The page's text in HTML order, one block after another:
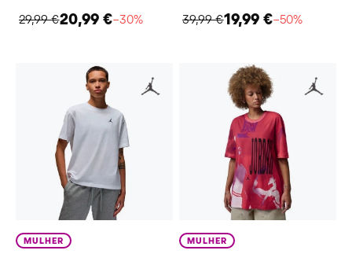
29,99 €20,99 €−30%
39,99 €19,99 €−50%
MULHER MULHER